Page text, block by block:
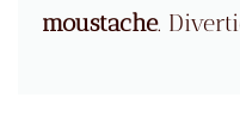
moustache.